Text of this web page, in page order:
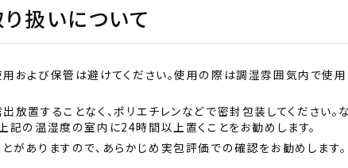
扱いについて
および保管は避けてください。使用の際は調湿雰囲気内で使
放置することなく、ポリエチレンなどで密封包装してください。
がありますので、あらかじめ実包評価での確認をお勧めします。